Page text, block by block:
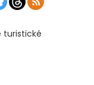
turistické